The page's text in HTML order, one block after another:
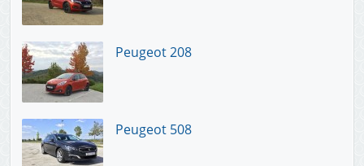
Peugeot 208
Peugeot 508